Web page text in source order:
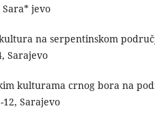
Sara* jevo
na serpentinskom
Sarajevo
kulturama crnog bora na
12, Sarajevo